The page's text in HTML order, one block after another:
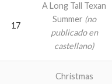
17
A Long Tall Texan
Summer (no
publicado en
castellano)
Christmas